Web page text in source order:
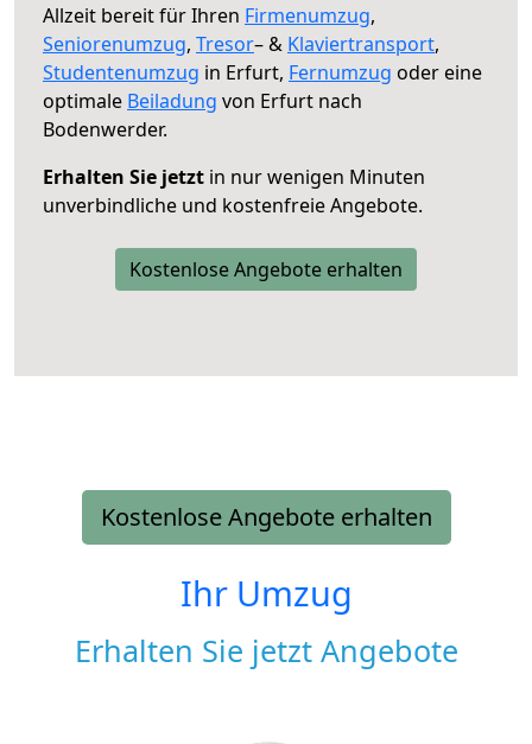
Allzeit bereit für Ihren Firmenumzug,
Seniorenumzug, Tresor– & Klaviertransport,
Studentenumzug in Erfurt, Fernumzug oder eine
optimale Beiladung von Erfurt nach
Bodenwerder.
Erhalten Sie jetzt in nur wenigen Minuten
unverbindliche und kostenfreie Angebote.
Kostenlose Angebote erhalten
Kostenlose Angebote erhalten
Ihr Umzug
Erhalten Sie jetzt Angebote